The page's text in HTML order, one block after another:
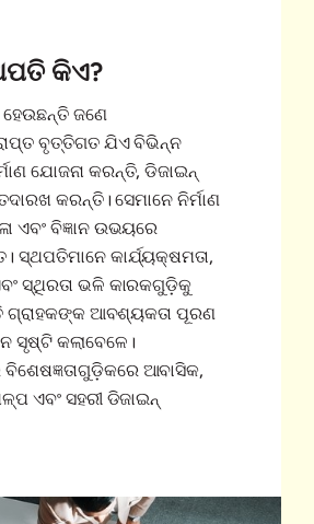
କିଏ?
ଜଣେ
ବୃତ୍ତିଗତ ଯିଏ ବିଭିନ୍ନ
ଯୋଜନା କରନ୍ତି, ଡିଜାଇନ୍
କରନ୍ତି। ସେମାନେ ନିର୍ମାଣ
ଏବଂ ବିଜ୍ଞାନ ଉଭୟରେ
ସ୍ଥପତିମାନେ କାର୍ଯ୍ୟକ୍ଷମତା,
ସ୍ଥିରତା ଭଳି କାରକଗୁଡ଼ିକୁ
ଗ୍ରାହକଙ୍କ ଆବଶ୍ୟକତା ପୂରଣ
ସୃଷ୍ଟି କଲାବେଳେ।
ଆବାସିକ,
ଏବଂ ସହରୀ ଡିଜାଇନ୍